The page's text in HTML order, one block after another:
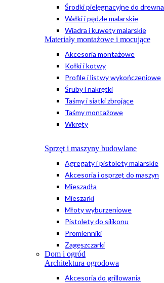
Środki pielęgnacyjne do drewna
Wałki i pędzle malarskie
Wiadra i kuwety malarskie
Materiały montażowe i mocujące
Akcesoria montażowe
Kołki i kotwy
Profile i listwy wykończeniowe
Śruby i nakrętki
Taśmy i siatki zbrojące
Taśmy montażowe
Wkręty
Sprzęt i maszyny budowlane
Agregaty i pistolety malarskie
Akcesoria i osprzęt do maszyn
Mieszadła
Mieszarki
Młoty wyburzeniowe
Pistolety do silikonu
Promienniki
Zagęszczarki
Dom i ogród
Architektura ogrodowa
Akcesoria do grillowania